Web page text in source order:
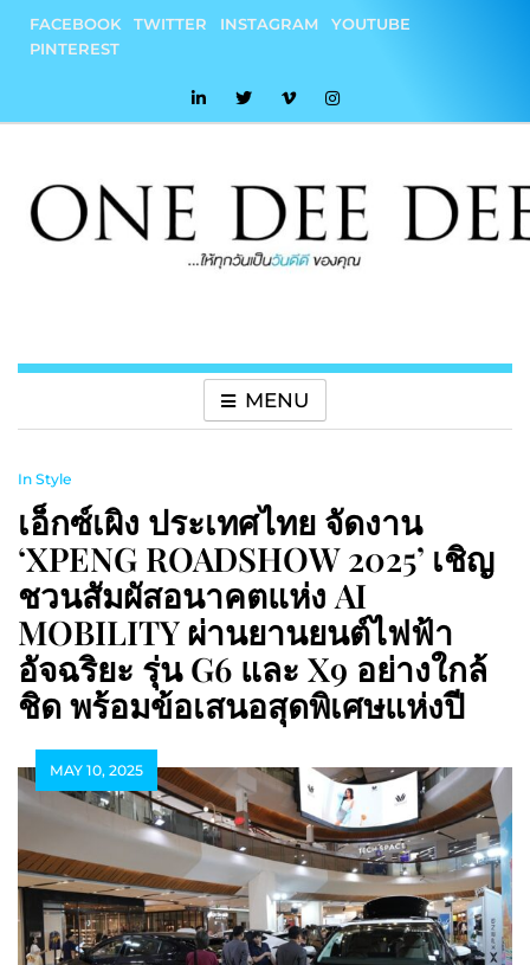
content
FACEBOOK TWITTER INSTAGRAM
YOUTUBE
PINTEREST
MENU
In Style
เอ็กซ์เผิง ประเทศไทย จัดงาน
‘XPENG ROADSHOW 2025’ เชิญ
ชวนสัมผัสอนาคตแห่ง AI
MOBILITY ผ่านยานยนต์ไฟฟ้า
อัจฉริยะ รุ่น G6 และ X9 อย่างใกล้
ชิด พร้อมข้อเสนอสุดพิเศษแห่งปี
MAY 10, 2025